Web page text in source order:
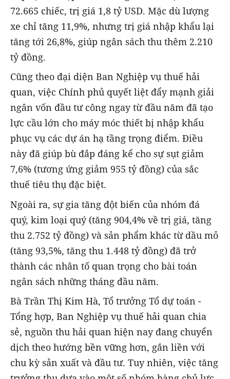
72.665 chiếc, trị giá 1,8 tỷ USD. Mặc dù lượng
xe chỉ tăng 11,9%, nhưng trị giá nhập khẩu lại
tăng tới 26,8%, giúp ngân sách thu thêm 2.210
tỷ đồng.
Cũng theo đại diện Ban Nghiệp vụ thuế hải
quan, việc Chính phủ quyết liệt đẩy mạnh giải
ngân vốn đầu tư công ngay từ đầu năm đã tạo
lực cầu lớn cho máy móc thiết bị nhập khẩu
phục vụ các dự án hạ tầng trọng điểm. Điều
này đã giúp bù đắp đáng kể cho sự sụt giảm
7,6% (tương ứng giảm 955 tỷ đồng) của sắc
thuế tiêu thụ đặc biệt.
Ngoài ra, sự gia tăng đột biến của nhóm đá
quý, kim loại quý (tăng 904,4% về trị giá, tăng
thu 2.752 tỷ đồng) và sản phẩm khác từ dầu mỏ
(tăng 93,5%, tăng thu 1.448 tỷ đồng) đã trở
thành các nhân tố quan trọng cho bài toán
ngân sách những tháng đầu năm.
Bà Trần Thị Kim Hà, Tổ trưởng Tổ dự toán -
Tổng hợp, Ban Nghiệp vụ thuế hải quan chia
sẻ, nguồn thu hải quan hiện nay đang chuyển
dịch theo hướng bền vững hơn, gắn liền với
chu kỳ sản xuất và đầu tư. Tuy nhiên, việc tăng